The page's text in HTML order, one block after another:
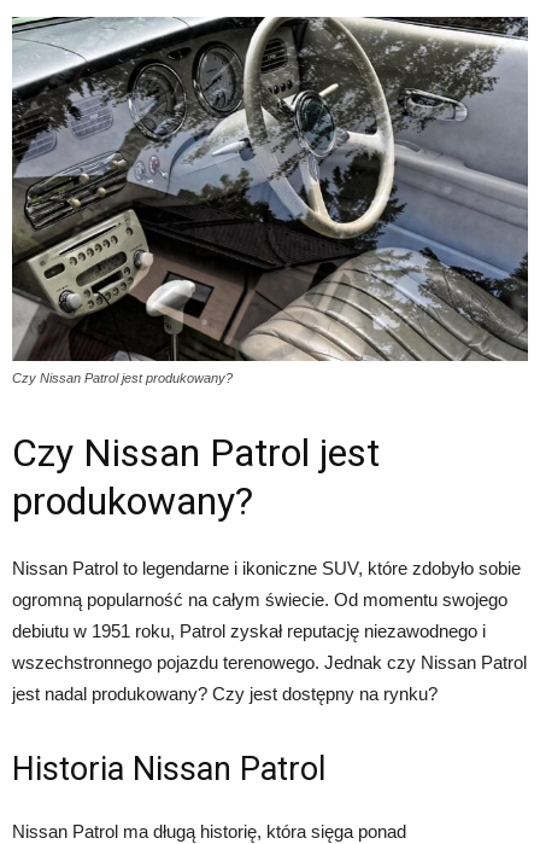
Czy Nissan Patrol jest produkowany?
Czy Nissan Patrol jest
produkowany?
Nissan Patrol to legendarne i ikoniczne SUV, które zdobyło sobie
ogromną popularność na całym świecie. Od momentu swojego
debiutu w 1951 roku, Patrol zyskał reputację niezawodnego i
wszechstronnego pojazdu terenowego. Jednak czy Nissan Patrol
jest nadal produkowany? Czy jest dostępny na rynku?
Historia Nissan Patrol
Nissan Patrol ma długą historię, która sięga ponad